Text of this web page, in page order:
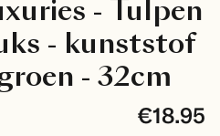
- Tulpen
- kunststof
- 32cm
€18.95